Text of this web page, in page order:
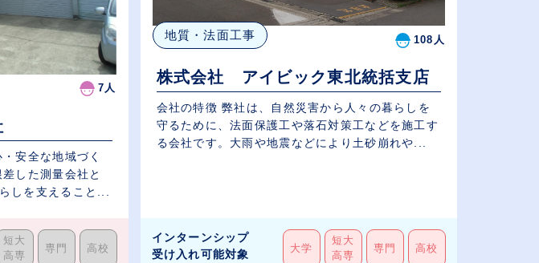
7人
安全な地域づく
した測量会社と
しを支えること...
短大
高専
専門 高校
地質・法面工事 108人
株式会社 アイビック東北統括支店
会社の特徴 弊社は、自然災害から人々の暮らしを
守るために、法面保護工や落石対策工などを施工す
る会社です。大雨や地震などにより土砂崩れや...
インターンシップ
受け入れ可能対象
大学
短大
高専
専門 高校